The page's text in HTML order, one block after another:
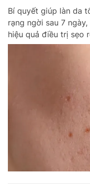
Bí quyết giúp làn da
rạng ngời sau 7
hiệu quả điều trị sẹo